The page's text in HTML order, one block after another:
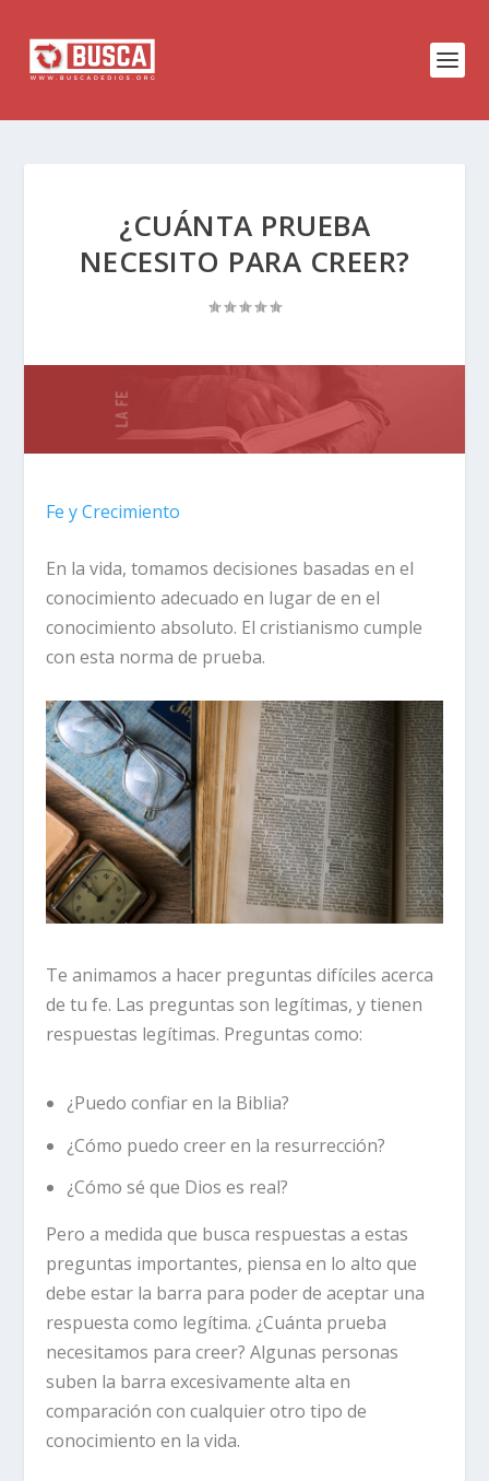
¿CUÁNTA PRUEBA
NECESITO PARA CREER?
Fe y Crecimiento
En la vida, tomamos decisiones basadas en el
conocimiento adecuado en lugar de en el
conocimiento absoluto. El cristianismo cumple
con esta norma de prueba.
Te animamos a hacer preguntas difíciles acerca
de tu fe. Las preguntas son legítimas, y tienen
respuestas legítimas. Preguntas como:
¿Puedo confiar en la Biblia?
¿Cómo puedo creer en la resurrección?
¿Cómo sé que Dios es real?
Pero a medida que busca respuestas a estas
preguntas importantes, piensa en lo alto que
debe estar la barra para poder de aceptar una
respuesta como legítima. ¿Cuánta prueba
necesitamos para creer? Algunas personas
suben la barra excesivamente alta en
comparación con cualquier otro tipo de
conocimiento en la vida.